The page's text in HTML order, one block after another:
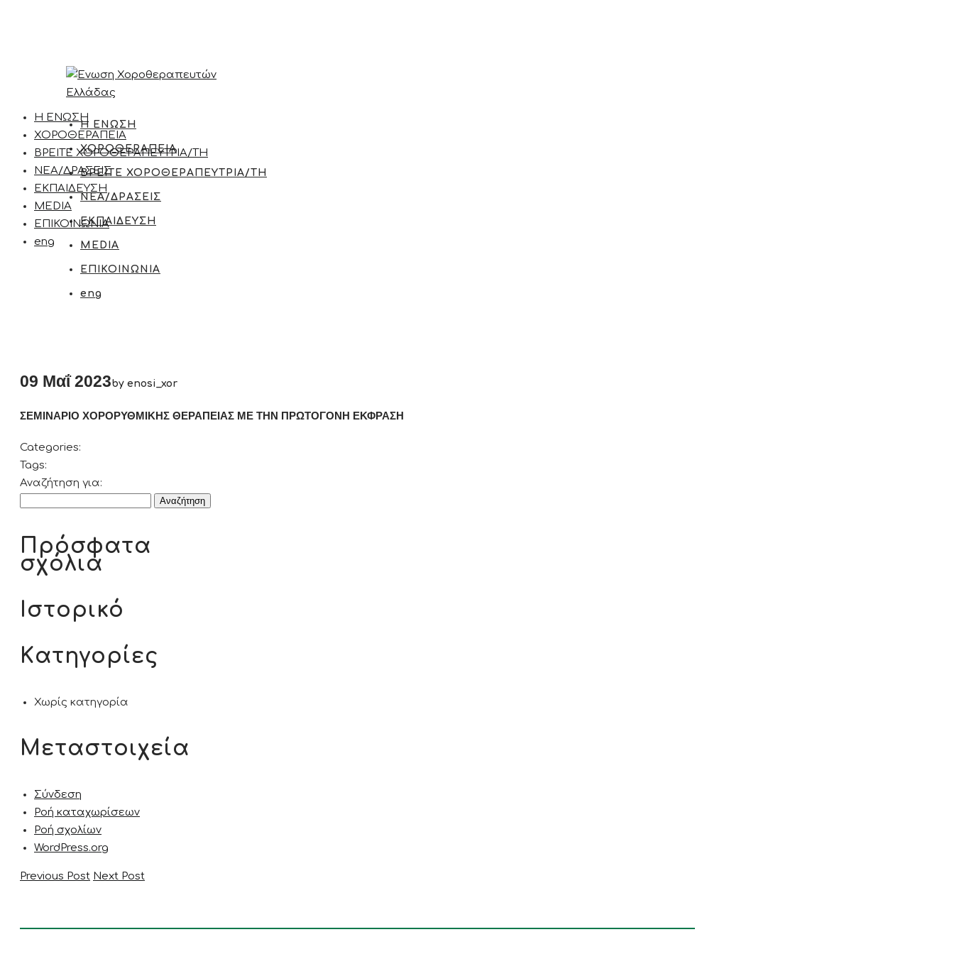
Η ΕΝΩΣΗ
ΧΟΡΟΘΕΡΑΠΕΙΑ
ΒΡΕΙΤΕ ΧΟΡΟΘΕΡΑΠΕΥΤΡΙΑ/ΤΗ
ΝΕΑ/ΔΡΑΣΕΙΣ
ΕΚΠΑΙΔΕΥΣΗ
MEDIA
ΕΠΙΚΟΙΝΩΝΙΑ
eng
Η ΕΝΩΣΗ
ΧΟΡΟΘΕΡΑΠΕΙΑ
ΒΡΕΙΤΕ ΧΟΡΟΘΕΡΑΠΕΥΤΡΙΑ/ΤΗ
ΝΕΑ/ΔΡΑΣΕΙΣ
ΕΚΠΑΙΔΕΥΣΗ
MEDIA
ΕΠΙΚΟΙΝΩΝΙΑ
eng
09 Μαΐ 2023by enosi_xor
ΣΕΜΙΝΑΡΙΟ ΧΟΡΟΡΥΘΜΙΚΗΣ ΘΕΡΑΠΕΙΑΣ ΜΕ ΤΗΝ ΠΡΩΤΟΓΟΝΗ ΕΚΦΡΑΣΗ
Categories:
Tags:
Αναζήτηση για:
Πρόσφατα
σχόλια
Ιστορικό
Kατηγορίες
Χωρίς κατηγορία
Μεταστοιχεία
Σύνδεση
Ροή καταχωρίσεων
Ροή σχολίων
WordPress.org
Previous Post Next Post